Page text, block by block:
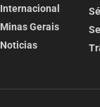
Internacional
Minas Gerais
Noticias